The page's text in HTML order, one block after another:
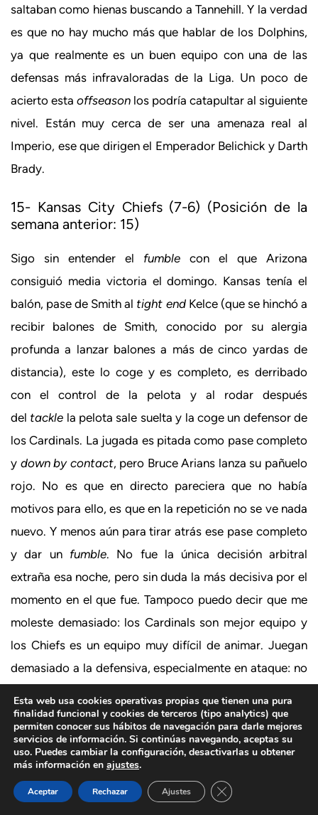
saltaban como hienas buscando a Tannehill. Y la verdad
es que no hay mucho más que hablar de los Dolphins,
ya que realmente es un buen equipo con una de las
defensas más infravaloradas de la Liga. Un poco de
acierto esta offseason los podría catapultar al siguiente
nivel. Están muy cerca de ser una amenaza real al
Imperio, ese que dirigen el Emperador Belichick y Darth
Brady.
15- Kansas City Chiefs (7-6) (Posición de la
semana anterior: 15)
Sigo sin entender el fumble con el que Arizona
consiguió media victoria el domingo. Kansas tenía el
balón, pase de Smith al tight endKelce (que se hinchó a
recibir balones de Smith, conocido por su alergia
profunda a lanzar balones a más de cinco yardas de
distancia), este lo coge y es completo, es derribado
con el control de la pelota y al rodar después
del tackle la pelota sale suelta y la coge un defensor de
los Cardinals. La jugada es pitada como pase completo
y down by contact, pero Bruce Arians lanza su pañuelo
rojo. No es que en directo pareciera que no había
motivos para ello, es que en la repetición no se ve nada
nuevo. Y menos aún para tirar atrás ese pase completo
y dar un fumble. No fue la única decisión arbitral
extraña esa noche, pero sin duda la más decisiva por el
momento en el que fue. Tampoco puedo decir que me
moleste demasiado: los Cardinals son mejor equipo y
los Chiefs es un equipo muy difícil de animar. Juegan
demasiado a la defensiva, especialmente en ataque: no
cortos,screensy pelotas para Charles en un 90% de
lossnaps. Tampoco es que Alex Smith sirva para hacer
mucho más y esa es una tara que deberían superar a
través del
draft, pero elplaycallingtambién tiene
huevos. Si a eso le unes en defensa unos jugadores que
Esta web usa cookies operativas propias que tienen una pura
finalidad funcional y cookies de terceros (tipo analytics) que
permiten conocer sus hábitos de navegación para darle mejores
servicios de información. Si continúas navegando, aceptas su
uso. Puedes cambiar la configuración, desactivarlas u obtener
más información en ajustes.
Aceptar Rechazar Ajustes Cerrar el banner de